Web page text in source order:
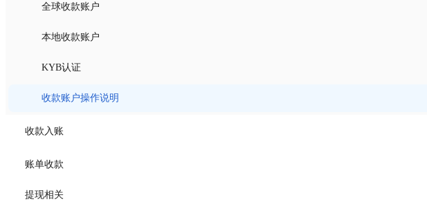
全球收款账户
本地收款账户
KYB认证
收款账户操作说明
收款入账
账单收款
提现相关